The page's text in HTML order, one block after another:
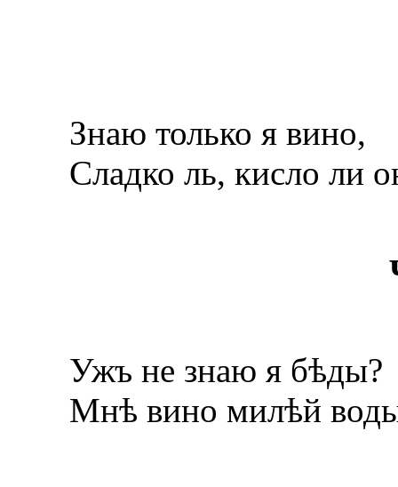
Знаю только я вино,
Сладко ль, кисло ли
Ужъ не знаю я бѣды?
Мнѣ вино милѣй